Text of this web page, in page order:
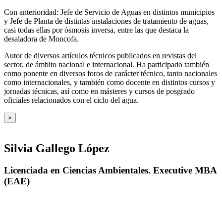
Con anterioridad: Jefe de Servicio de Aguas en distintos municipios
y Jefe de Planta de distintas instalaciones de tratamiento de aguas,
casi todas ellas por ósmosis inversa, entre las que destaca la
desaladora de Moncofa.
Autor de diversos artículos técnicos publicados en revistas del
sector, de ámbito nacional e internacional. Ha participado también
como ponente en diversos foros de carácter técnico, tanto nacionales
como internacionales, y también como docente en distintos cursos y
jornadas técnicas, así como en másteres y cursos de posgrado
oficiales relacionados con el ciclo del agua.
×
Silvia Gallego López
Licenciada en Ciencias Ambientales. Executive MBA
(EAE)